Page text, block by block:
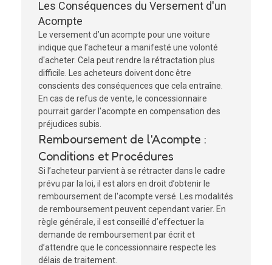
Les Conséquences du Versement d'un
Acompte
Le versement d’un acompte pour une voiture
indique que l’acheteur a manifesté une volonté
d'acheter. Cela peut rendre la rétractation plus
difficile. Les acheteurs doivent donc être
conscients des conséquences que cela entraîne.
En cas de refus de vente, le concessionnaire
pourrait garder l'acompte en compensation des
préjudices subis.
Remboursement de l'Acompte :
Conditions et Procédures
Si l’acheteur parvient à se rétracter dans le cadre
prévu par la loi, il est alors en droit d’obtenir le
remboursement de l'acompte versé. Les modalités
de remboursement peuvent cependant varier. En
règle générale, il est conseillé d’effectuer la
demande de remboursement par écrit et
d’attendre que le concessionnaire respecte les
délais de traitement.